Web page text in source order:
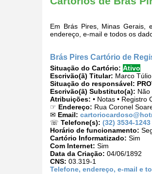
Em Brás Pires, Minas Gerais,
endereço, e-mail e todos os
Brás Pires Cartório de
Situação do Cartório: Ativo
Escrivão(ã) Titular: Marco
Situação do responsável:
Escrivão(ã) Substituto(a): Não
Atribuições: • Notas • Registro
☞ Endereço: Rua Coronel
✉ Email:
☏ Telefone(s): (32) 3534-1243
Horário de funcionamento:
Cartório Informatizado: Sim
Com Internet: Sim
Data da Criação: 04/06/1892
CNS: 03.319-1
Telefone, endereço, e-mail e